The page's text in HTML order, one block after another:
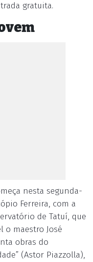
gratuita.
nesta segunda-
Ferreira, com a
de Tatuí, que
o maestro José
obras do
(Astor Piazzolla),